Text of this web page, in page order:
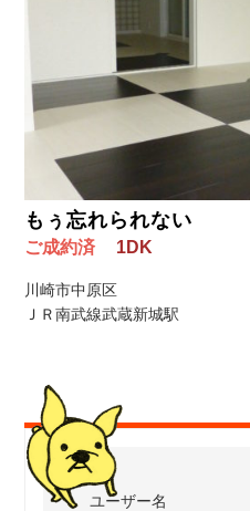
もぅ忘れられない
ご成約済 1DK
川崎市中原区
ＪＲ南武線武蔵新城駅
ユーザー名